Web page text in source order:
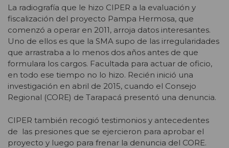
La radiografía que le hizo CIPER a la evaluación y
fiscalización del proyecto Pampa Hermosa, que
comenzó a operar en 2011, arroja datos interesantes.
Uno de ellos es que la SMA supo de las irregularidades
que arrastraba a lo menos dos años antes de que
formulara los cargos. Facultada para actuar de oficio,
en todo ese tiempo no lo hizo. Recién inició una
investigación en abril de 2015, cuando el Consejo
Regional (CORE) de Tarapacá presentó una denuncia.
CIPER también recogió testimonios y antecedentes
de las presiones que se ejercieron para aprobar el
proyecto y luego para frenar la denuncia del CORE.